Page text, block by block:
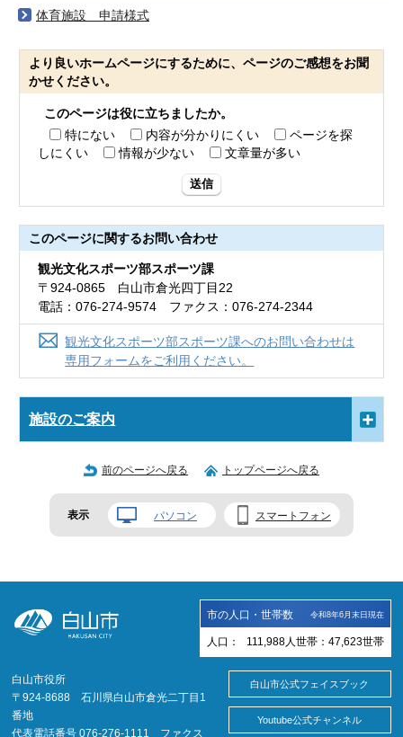
体育施設 申請様式
より良いホームページにするために、ページのご感想をお聞
かせください。
このページは役に立ちましたか。
特にない
内容が分かりにくい
ページを探
しにくい
情報が少ない 文章量が多い
送信
このページに関するお問い合わせ
観光文化スポーツ部スポーツ課
〒924-0865 白山市倉光四丁目22
電話：076-274-9574 ファクス：076-274-2344
観光文化スポーツ部スポーツ課へのお問い合わせは
専用フォームをご利用ください。
施設のご案内
前のページへ戻る トップページへ戻る
表示 パソコン スマートフォン
市の人口・世帯数 令和8年6月末日現在
人口： 111,988 人 世帯： 47,623世帯
白山市役所
〒924-8688 石川県白山市倉光二丁目1
番地
代表電話番号 076-276-1111 ファクス
白山市公式フェイスブック
Youtube公式チャンネル